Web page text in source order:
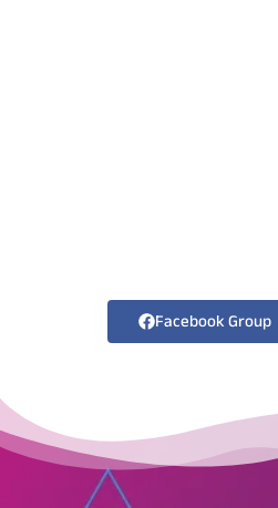
Facebook Group